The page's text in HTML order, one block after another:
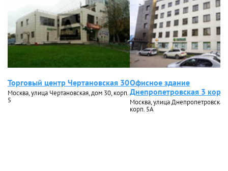
Торговый центр Чертановская 30
Москва, улица Чертановская, дом 30, корп.
5
Офисное здание
Днепропетровская 3 кор.
Москва, улица
корп. 5А